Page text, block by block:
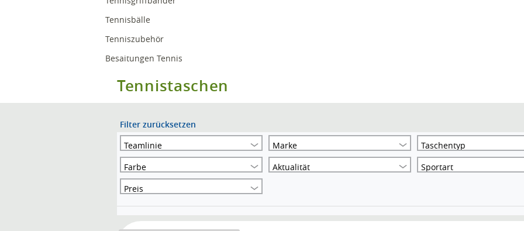
Tennisbälle
Tenniszubehör
Besaitungen Tennis
Tennistaschen
Filter zurücksetzen
Teamlinie
Marke
Taschentyp
Farbe
Aktualität
Sportart
Preis